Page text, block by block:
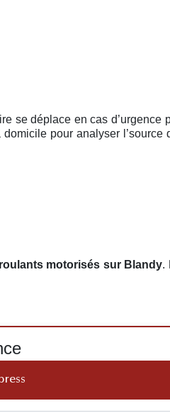
se déplace en cas
pour analyser l’source
motorisés sur Blandy.